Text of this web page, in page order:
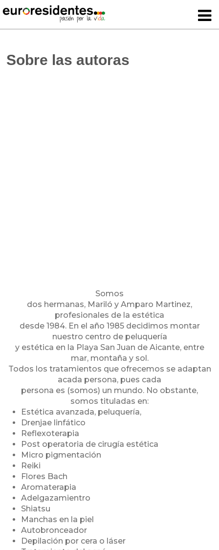
Sobre las autoras
Somos
dos hermanas, Mariló y Amparo Martinez,
profesionales de la estética
desde 1984. En el año 1985 decidimos montar
nuestro centro de peluquería
y estética en la Playa San Juan de Aicante, entre
mar, montaña y sol.
Todos los tratamientos que ofrecemos se adaptan
acada persona, pues cada
persona es (somos) un mundo. No obstante,
somos tituladas en:
Estética avanzada, peluquería,
Drenjae linfático
Reflexoterapia
Post operatoria de cirugía estética
Micro pigmentación
Reiki
Flores Bach
Aromaterapia
Adelgazamientro
Shiatsu
Manchas en la piel
Autobronceador
Depilación por cera o láser